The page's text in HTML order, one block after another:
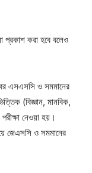
প্রকাশ করা হবে বলেও
এসএসসি ও সমমানের
(বিজ্ঞান, মানবিক,
নেওয়া হয়।
জেএসসি ও সমমানের